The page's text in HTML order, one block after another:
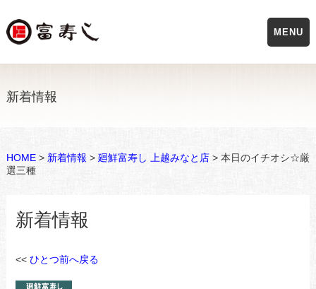
新着情報
HOME> 新着情報 > 廻鮮富寿し 上越みなと店> 本日のイチオシ☆厳
選三種
新着情報
<< ひとつ前へ戻る
MENU